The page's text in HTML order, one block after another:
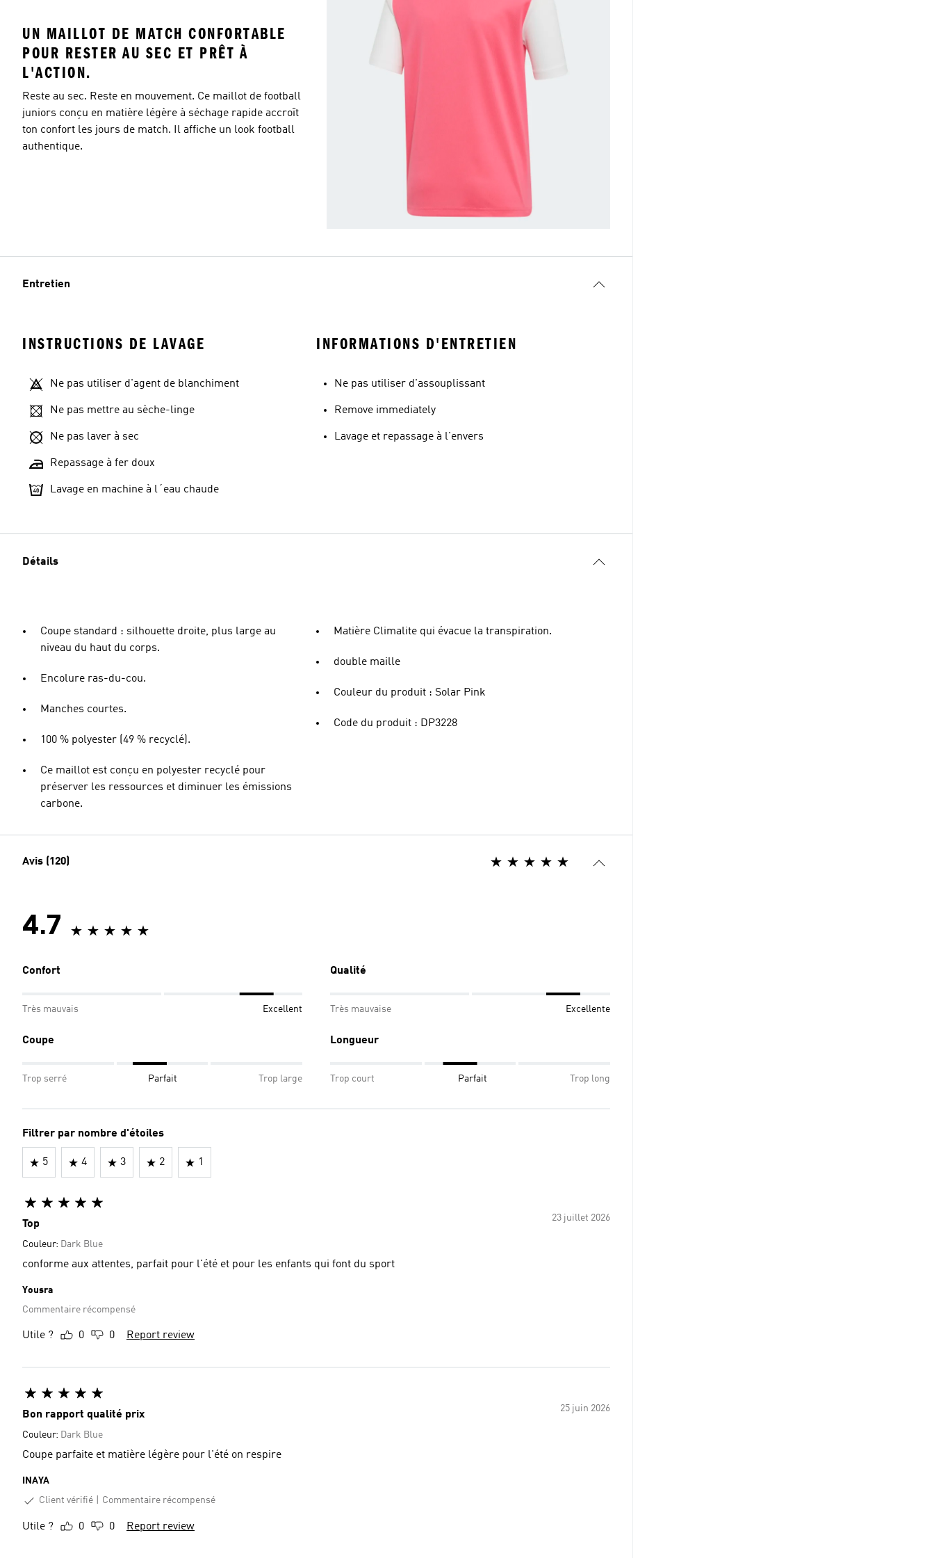
UN MAILLOT DE MATCH CONFORTABLE
POUR RESTER AU SEC ET PRÊT À
L'ACTION.
Reste au sec. Reste en mouvement. Ce maillot de football
juniors conçu en matière légère à séchage rapide accroît
ton confort les jours de match. Il affiche un look football
authentique.
Entretien
INSTRUCTIONS DE LAVAGE
Ne pas utiliser d'agent de blanchiment
Ne pas mettre au sèche-linge
Ne pas laver à sec
Repassage à fer doux
Lavage en machine à l´eau chaude
INFORMATIONS D'ENTRETIEN
Ne pas utiliser d'assouplissant
Remove immediately
Lavage et repassage à l'envers
Détails
Coupe standard : silhouette droite, plus large au
niveau du haut du corps.
Encolure ras-du-cou.
Manches courtes.
100 % polyester (49 % recyclé).
Ce maillot est conçu en polyester recyclé pour
préserver les ressources et diminuer les émissions
carbone.
Matière Climalite qui évacue la transpiration.
double maille
Couleur du produit : Solar Pink
Code du produit : DP3228
Avis (120)
4.7
Confort
Très mauvais Excellent
Qualité
Très mauvaise Excellente
Coupe
Trop serré Parfait Trop large
Longueur
Trop court Parfait Trop long
Filtrer par nombre d'étoiles
5 4 3 2 1
23 juillet 2026
Top
Couleur: Dark Blue
conforme aux attentes, parfait pour l'été et pour les enfants qui font du sport
Yousra
Commentaire récompensé
Utile ? 0 0 Report review
25 juin 2026
Bon rapport qualité prix
Couleur: Dark Blue
Coupe parfaite et matière légère pour l'été on respire
INAYA
Client vérifié
Commentaire récompensé
Utile ? 0 0 Report review